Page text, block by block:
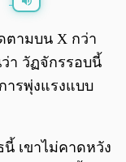
0:00
ตามบน X กว่า
า วัฏจักรรอบนี้
ารพุ่งแรงแบบ
เขาไม่คาดหวัง